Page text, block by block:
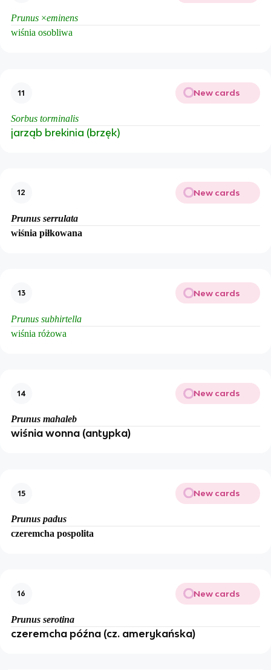
Prunus ×eminens
wiśnia osobliwa
11 New cards
Sorbus torminalis
jarząb brekinia (brzęk)
12 New cards
Prunus serrulata
wiśnia piłkowana
13 New cards
Prunus subhirtella
wiśnia różowa
14 New cards
Prunus mahaleb
wiśnia wonna (antypka)
15 New cards
Prunus padus
czeremcha pospolita
16 New cards
Prunus serotina
czeremcha późna (cz. amerykańska)